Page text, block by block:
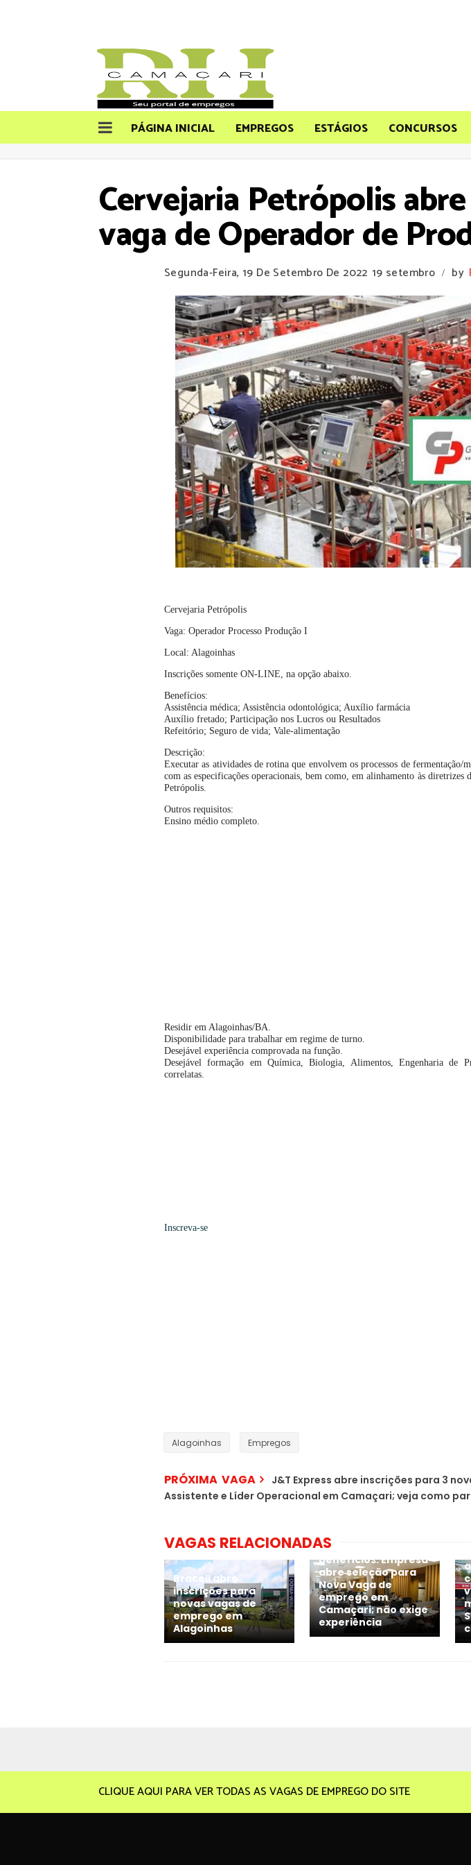
PÁGINA INICIAL EMPREGOS ESTÁGIOS CONCURSOS
Cervejaria Petrópolis
vaga de Operador de
Segunda-Feira, 19 De Setembro De 2022 19 setembro / by
Cervejaria Petrópolis
Vaga: Operador Processo Produção I
Local: Alagoinhas
Inscrições somente ON-LINE, na opção abaixo.
Benefícios:
Assistência médica; Assistência odontológica; Auxílio farmácia
Auxílio fretado; Participação nos Lucros ou Resultados
Refeitório; Seguro de vida; Vale-alimentação
Descrição:
Executar as atividades de rotina que envolvem os processos de fermentação/
com as especificações operacionais, bem como, em alinhamento às diretrizes
Petrópolis.
Outros requisitos:
Ensino médio completo.
Residir em Alagoinhas/BA.
Disponibilidade para trabalhar em regime de turno.
Desejável experiência comprovada na função.
Desejável formação em Química, Biologia, Alimentos, Engenharia de
correlatas.
Inscreva-se
Alagoinhas Empregos
PRÓXIMA VAGA
J&T Express abre inscrições para 3
Assistente e Líder Operacional em Camaçari; veja como
VAGAS RELACIONADAS
Bracell abre
inscrições para
novas vagas de
emprego em
Alagoinhas
R$ 2.018,00 +
benefícios: Empresa
abre seleção para
Nova Vaga de
emprego em
Camaçari; não exige
experiência
CLIQUE AQUI PARA VER TODAS AS VAGAS DE EMPREGO DO SITE